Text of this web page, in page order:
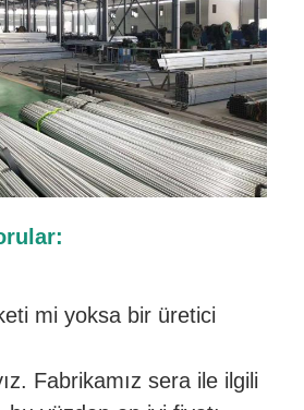
mi yoksa bir üretici
Fabrikamız sera ile ilgili